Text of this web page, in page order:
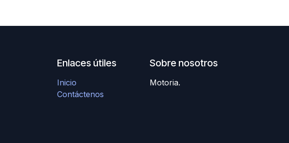
Enlaces útiles
Inicio
Contáctenos
Sobre nosotros
Motoria.